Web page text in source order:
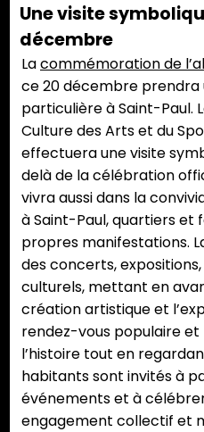
Une visite
décembre
Lacommémoration de
ce 20 décembre prendra
particulière à Saint-Paul.
Culture des Arts et du
effectuera une visite
delà de la célébration
vivra aussi dans la
à Saint-Paul, quartiers et
propres manifestations.
des concerts,
culturels, mettant en
création artistique et
rendez-vous populaire
l’histoire tout en
habitants sont invités à
événements et à
engagement collectif et